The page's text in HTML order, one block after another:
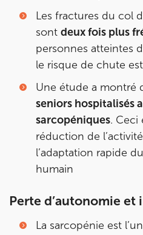
Les fractures du col
sont deux fois plus
personnes atteintes
le risque de chute
Une étude a montré
seniors hospitalisés
sarcopéniques. Ceci
réduction de
l’adaptation rapide
humain
Perte d’autonomie
La sarcopénie est
Prenez RDV sur
Prenez RDV sur
IK PARIS 17 –
68 Av. de Villiers
68 Av. de Villiers
01 44 90 90 40
Prenez RDV sur
Prenez RDV sur
IK PARIS 8 – SAINT-
20 Rue de la